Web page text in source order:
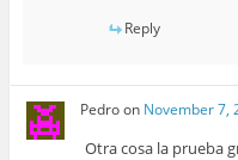
Reply
Pedroon November 7,
Otra cosa la prueba